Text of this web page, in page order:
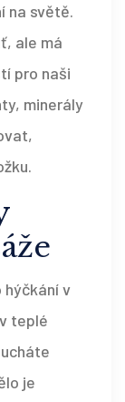
na světě.
ale má
pro naši
minerály
hýčkání v
teplé
je